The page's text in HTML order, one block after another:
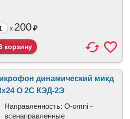
x 200₽
динамический микд
O 2C КЭД-2Э
Направленность: O-omni -
всенаправленные